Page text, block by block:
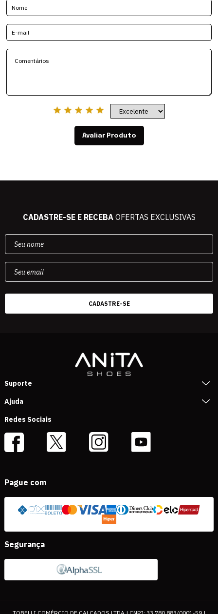
Avaliar Produto
CADASTRE-SE E RECEBAOFERTAS EXCLUSIVAS
Suporte
Ajuda
Redes Sociais
Pague com
Segurança